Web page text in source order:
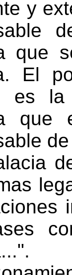
y
que
El
es la
que